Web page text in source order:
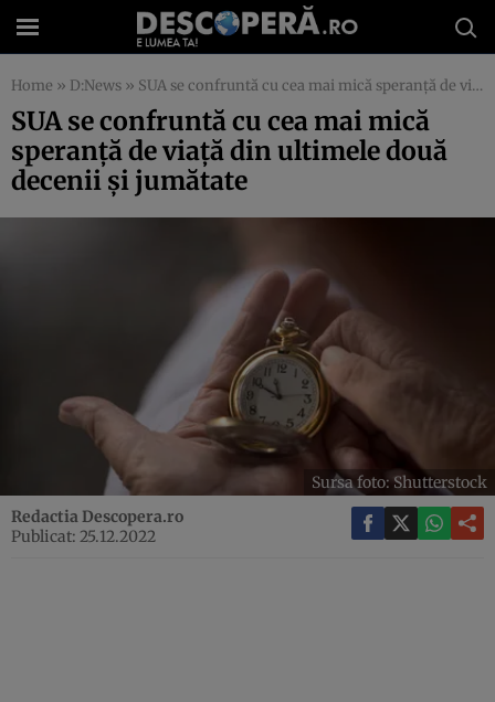
Home » D:News » SUA se confruntă cu cea mai mică speranță de viață din ultimele două decenii și jumătate
SUA se confruntă cu cea mai mică
speranță de viață din ultimele două
decenii și jumătate
Sursa foto: Shutterstock
Redactia Descopera.ro
Publicat: 25.12.2022